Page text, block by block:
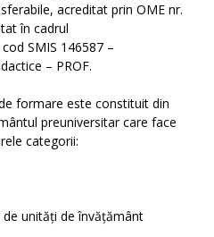
acreditat prin OME nr.
în cadrul
SMIS 146587 –
– PROF.
formare este constituit din
preuniversitar care face
categorii:
unități de învățământ